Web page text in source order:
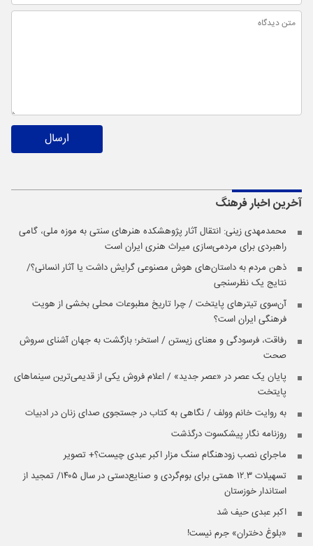
ارسال
آخرین اخبارفرهنگ
محمدمهدی زینی: انتقال آثار پژوهشکده هنرهای سنتی به موزه ملی، گامی
راهبردی برای مردمی‌سازی میراث هنری ایران است
ذهن مردم به داستان‌های هوش مصنوعی گرایش داشت یا آثار انسانی؟/
نتایج یک نظرسنجی
آن‌سوی تیترهای پایتخت / چرا تاریخ مطبوعات محلی بخشی از هویت
فرهنگی ایران است؟
رفاقت، فرسودگی و معنای زیستن / استخر؛ بازگشت به جهان آشنای سروش
صحت
پایان یک عصر در «عصر جدید» / اعلام فروش یکی از قدیمی‌ترین سینماهای
پایتخت
به روایت خانم وولف / نگاهی به کتاب در جستجوی صدای زنان در ادبیات
روزنامه نگار پیشکسوت درگذشت
ماجرای نصب زودهنگام سنگ مزار اکبر عبدی چیست؟+ تصویر
تسهیلات ۱۲.۳ همتی برای بوم‌گردی و صنایع‌دستی در سال ۱۴۰۵/ تمجید از
استاندار خوزستان
اکبر عبدی حیف شد
«بلوغ دختران» جرم نیست!